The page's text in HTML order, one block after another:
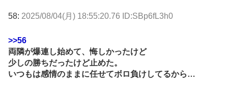
58: 2025/08/04(月) 18:55:20.76 ID:SBp6fL3h0
>>56
両隣が爆連し始めて、悔しかったけど
少しの勝ちだったけど止めた。
いつもは感情のままに任せてボロ負けしてるから…